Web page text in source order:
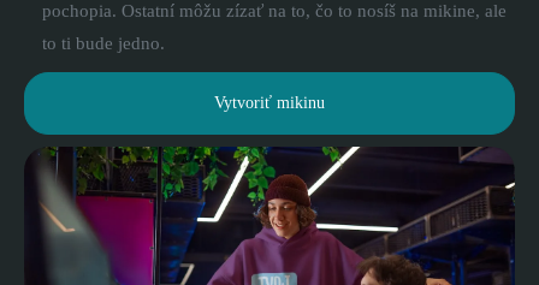
pochopia. Ostatní môžu zízať na to, čo to nosíš na mikine, ale
to ti bude jedno.
Vytvoriť mikinu